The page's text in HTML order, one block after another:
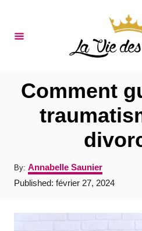
Comment
By: A
u
t
o
Annabelle Saunier
P
Published: février 27, 2024